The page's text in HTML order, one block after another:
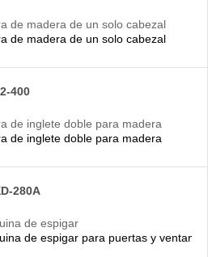
de madera de un solo cabezal
de madera de un solo cabezal
400
de inglete doble para madera
de inglete doble para madera
280A
de espigar
de espigar para puertas y